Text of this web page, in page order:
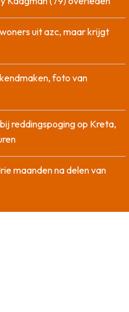
uit azc, maar krijgt
foto van
reddingspoging op Kreta,
maanden na delen van